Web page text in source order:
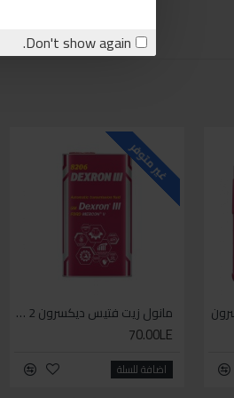
Don't show again.
غير متوفر
مانول زيت فتيس ديكسرون 2 لتر واحد
70.00LE
اضافة للسلة